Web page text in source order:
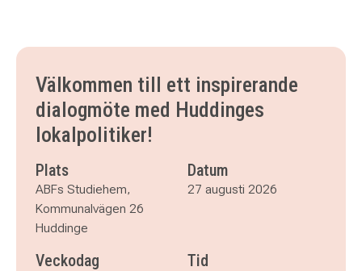
Välkommen till ett inspirerande
dialogmöte med Huddinges
lokalpolitiker!
Plats
ABFs Studiehem,
Kommunalvägen 26
Huddinge
Datum
27 augusti 2026
Veckodag Tid